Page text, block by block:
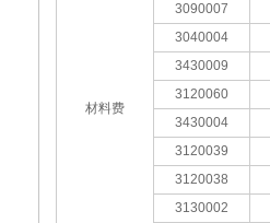
材料费
3090007
3040004
3430009
3120060
3430004
3120039
3120038
3130002